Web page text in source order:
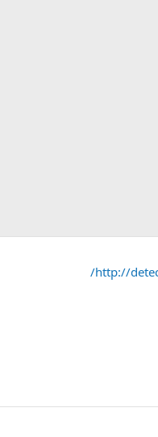
http://